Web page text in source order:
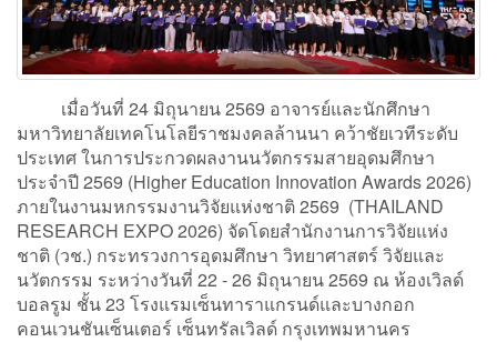
เมื่อวันที่ 24 มิถุนายน 2569 อาจารย์และนักศึกษา
มหาวิทยาลัยเทคโนโลยีราชมงคลล้านนา คว้าชัยเวทีระดับ
ประเทศ ในการประกวดผลงานนวัตกรรมสายอุดมศึกษา
ประจำปี 2569 (Higher Education Innovation Awards 2026)
ภายในงานมหกรรมงานวิจัยแห่งชาติ 2569 (THAILAND
RESEARCH EXPO 2026) จัดโดยสำนักงานการวิจัยแห่ง
ชาติ (วช.) กระทรวงการอุดมศึกษา วิทยาศาสตร์ วิจัยและ
นวัตกรรม ระหว่างวันที่ 22 - 26 มิถุนายน 2569 ณ ห้องเวิลด์
บอลรูม ชั้น 23 โรงแรมเซ็นทาราแกรนด์และบางกอก
คอนเวนชันเซ็นเตอร์ เซ็นทรัลเวิลด์ กรุงเทพมหานคร